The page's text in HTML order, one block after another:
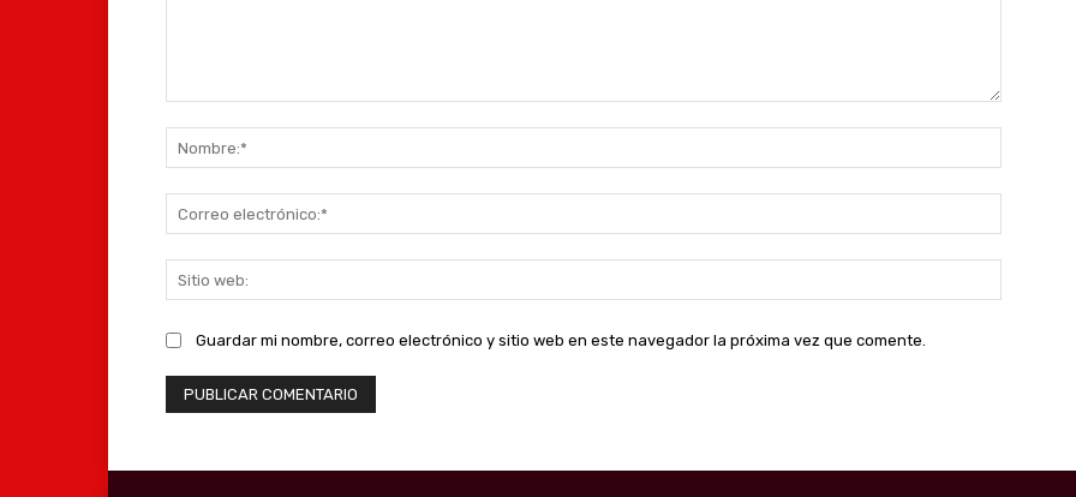
web:
Guardar mi nombre, correo electrónico y sitio web en este navegador la próxima vez que comente.